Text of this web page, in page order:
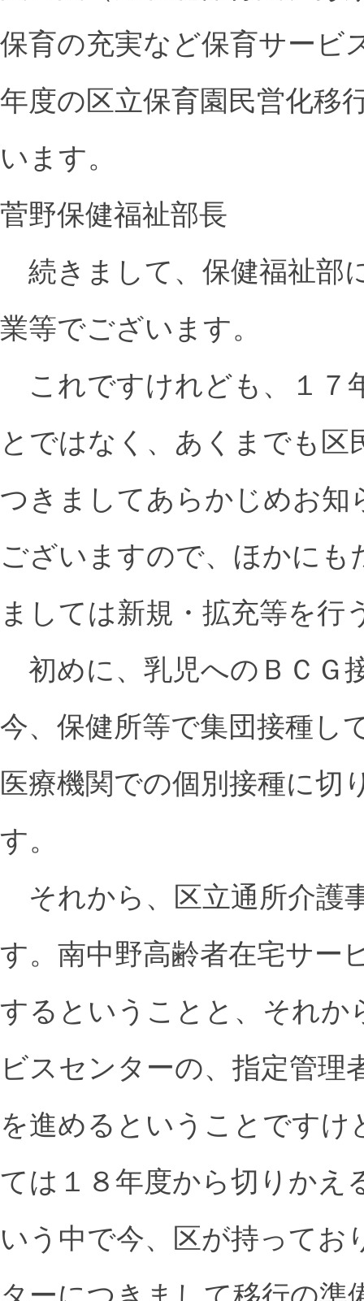
保育の充実など保育サービ
年度の区立保育園民営化移
います。
菅野保健福祉部長
続きまして、保健福祉部
業等でございます。
これですけれども、１７
とではなく、あくまでも
つきましてあらかじめお知
ございますので、ほかに
ましては新規・拡充等を行
初めに、乳児へのＢＣＧ
今、保健所等で集団接種し
医療機関での個別接種に切
す。
それから、区立通所介護
す。南中野高齢者在宅サー
するということと、それか
ビスセンターの、指定管理
を進めるということですけ
ては１８年度から切りかえ
いう中で今、区が持ってお